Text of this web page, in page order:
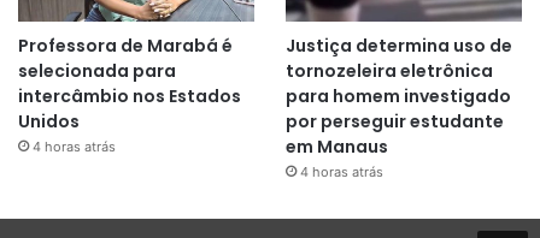
Professora de Marabá é
selecionada para
intercâmbio nos Estados
Unidos
4 horas atrás
Justiça determina uso de
tornozeleira eletrônica
para homem investigado
por perseguir estudante
em Manaus
4 horas atrás